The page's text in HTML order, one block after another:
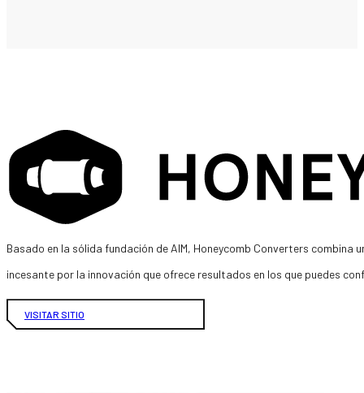
Basado en la sólida fundación de AIM, Honeycomb Converters
incesante por la innovación que ofrece resultados en los que puedes
VISITAR SITIO